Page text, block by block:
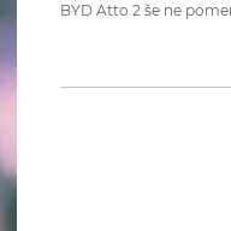
BYD Atto 2 še ne